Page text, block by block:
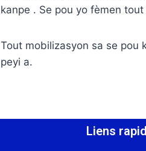
kanpe . Se pou yo fèmen
Tout mobilizasyon sa se pou
peyi a.
Liens